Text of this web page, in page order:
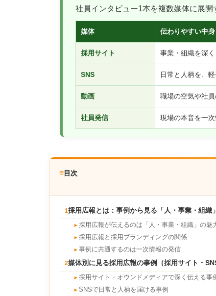
社員インタビュー1本を複数媒体に展開
媒体 伝わりやすい中身
採用サイト 事業・組織を深
SNS 日常と人柄を、
動画 職場の空気や社
社員発信 現場の本音を一
≡目次
1採用広報とは：事例から見る「人・事業・組織
► 採用広報が伝えるのは「人・事業・組織」の魅
► 採用広報と採用ブランディングの関係
► 事例に共通するのは一次情報の発信
2媒体別に見る採用広報の事例（採用サイト・
► 採用サイト・オウンドメディアで深く伝える事
► SNSで日常と人柄を届ける事例